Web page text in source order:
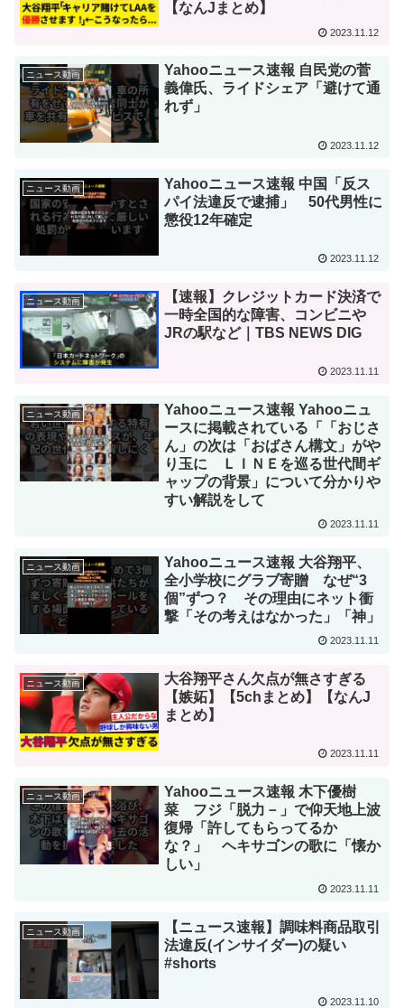
【なんJまとめ】
2023.11.12
ニュース動画
Yahooニュース速報 自民党の菅
義偉氏、ライドシェア「避けて通
れず」
2023.11.12
ニュース動画
Yahooニュース速報 中国「反ス
パイ法違反で逮捕」 50代男性に
懲役12年確定
2023.11.12
ニュース動画
【速報】クレジットカード決済で
一時全国的な障害、コンビニや
JRの駅など｜TBS NEWS DIG
2023.11.11
ニュース動画
Yahooニュース速報 Yahooニュ
ースに掲載されている「「おじさ
ん」の次は「おばさん構文」がや
り玉に ＬＩＮＥを巡る世代間ギ
ャップの背景」について分かりや
すい解説をして
2023.11.11
ニュース動画
Yahooニュース速報 大谷翔平、
全小学校にグラブ寄贈 なぜ“3
個”ずつ？ その理由にネット衝
撃「その考えはなかった」「神」
2023.11.11
ニュース動画
大谷翔平さん欠点が無さすぎる
【嫉妬】【5chまとめ】【なんJ
まとめ】
2023.11.11
ニュース動画
Yahooニュース速報 木下優樹
菜 フジ「脱力－」で仰天地上波
復帰「許してもらってるか
な？」 ヘキサゴンの歌に「懐か
しい」
2023.11.11
ニュース動画
【ニュース速報】調味料商品取引
法違反(インサイダー)の疑い
#shorts
2023.11.10